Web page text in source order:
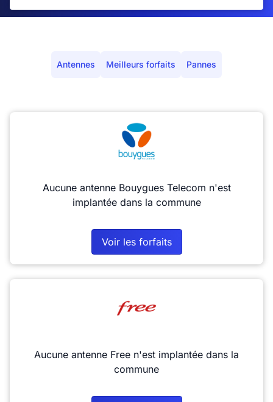
Antennes Meilleurs forfaits Pannes
Aucune antenne Bouygues Telecom n'est
implantée dans la commune
Voir les forfaits
Aucune antenne Free n'est implantée dans la
commune